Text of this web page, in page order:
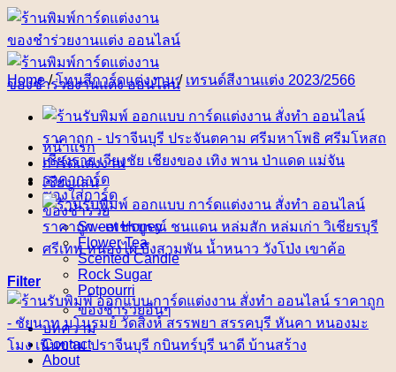
Skip
content
หน้าแรก
การ์ดแต่งงาน
ราคาการ์ด
ซองใส่การ์ด
ของชำร่วย
Sweet Honey
Flower Tea
Scented Candle
Rock Sugar
Potpourri
ของชำร่วยอื่นๆ
บทความ
Contact
About
Home / โทนสีการ์ดแต่งงาน / เทรนด์สีงานแต่ง 2023/2566
Filter